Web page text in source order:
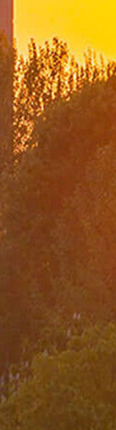
Performans
Mali Tablolar
Mali Durum
İdare Faaliyet
Bakan
Konuşmalar
Mesajlar
Bakan
Mehmet
Musa
Z. Levent
Dış Politika